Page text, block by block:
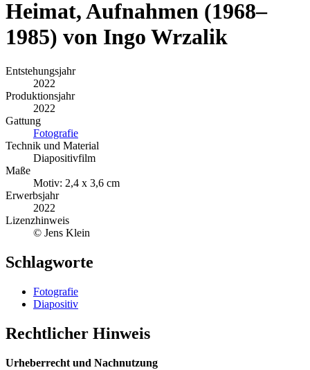
Heimat, Aufnahmen (1968–
1985) von Ingo Wrzalik
Entstehungsjahr
2022
Produktionsjahr
2022
Gattung
Fotografie
Technik und Material
Diapositivfilm
Maße
Motiv: 2,4 x 3,6 cm
Erwerbsjahr
2022
Lizenzhinweis
© Jens Klein
Schlagworte
Fotografie
Diapositiv
Rechtlicher Hinweis
Urheberrecht und Nachnutzung